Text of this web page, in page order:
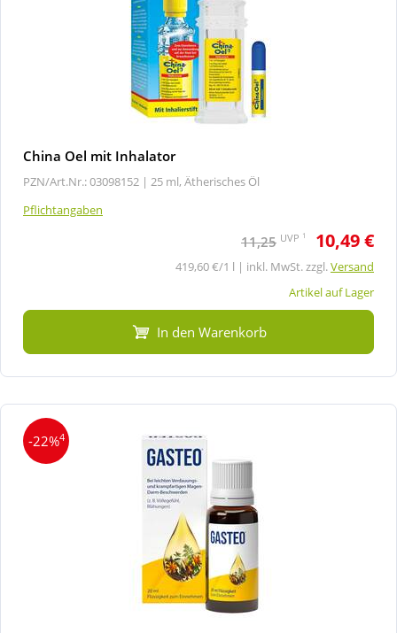
China Oel mit Inhalator
PZN/Art.Nr.: 03098152 | 25 ml, Ätherisches Öl
Pflichtangaben
11,25 UVP 1 10,49 €
419,60 €/1 l | inkl. MwSt. zzgl.Versand
Artikel auf Lager
In den Warenkorb
-22%4